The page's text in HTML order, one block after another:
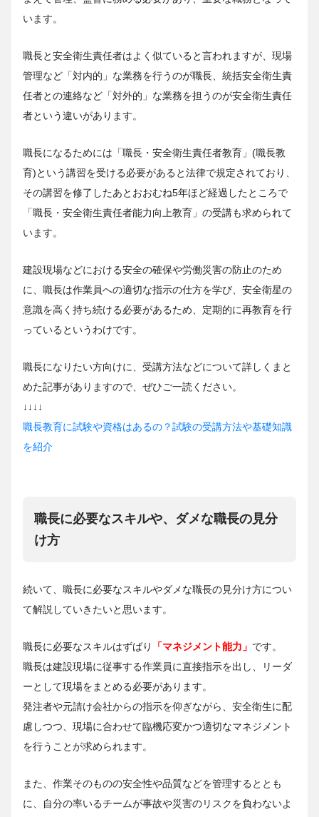
います。
職長と安全衛生責任者はよく似ていると言われますが、現場
管理など「対内的」な業務を行うのが職長、統括安全衛生責
任者との連絡など「対外的」な業務を担うのが安全衛生責任
者という違いがあります。
職長になるためには「職長・安全衛生責任者教育」(職長教
育)という講習を受ける必要があると法律で規定されており、
その講習を修了したあとおおむね5年ほど経過したところで
「職長・安全衛生責任者能力向上教育」の受講も求められて
います。
建設現場などにおける安全の確保や労働災害の防止のため
に、職長は作業員への適切な指示の仕方を学び、安全衛星の
意識を高く持ち続ける必要があるため、定期的に再教育を行
っているというわけです。
職長になりたい方向けに、受講方法などについて詳しくまと
めた記事がありますので、ぜひご一読ください。
↓↓↓↓
職長教育に試験や資格はあるの？試験の受講方法や基礎知識
を紹介
職長に必要なスキルや、ダメな職長の見分
け方
続いて、職長に必要なスキルやダメな職長の見分け方につい
て解説していきたいと思います。
職長に必要なスキルはずばり 「マネジメント能力」 です。
職長は建設現場に従事する作業員に直接指示を出し、リーダ
ーとして現場をまとめる必要があります。
発注者や元請け会社からの指示を仰ぎながら、安全衛生に配
慮しつつ、現場に合わせて臨機応変かつ適切なマネジメント
を行うことが求められます。
また、作業そのものの安全性や品質などを管理するととも
に、自分の率いるチームが事故や災害のリスクを負わないよ